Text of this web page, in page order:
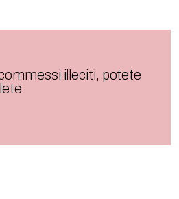
illeciti, potete